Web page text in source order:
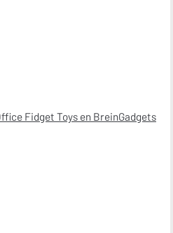
Fidget Toys en BreinGadgets